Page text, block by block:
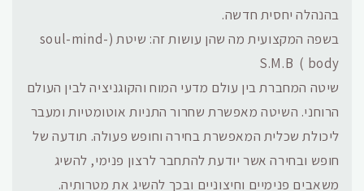
בהנהלה יחסית חדשה.
בשפה המקצועית מה שהן עושות זה: שיטת (soul-mind-
body ) S.M.B
שיטה המחברת בין עולם מדעי המוח והקוגניציה לבין העולם
הרוחני. השיטה מאפשרת שחרור התניות אוטומטיות ומעבר
ליכולת שכלית המאפשרת בחירה וחופש פעולה. תודעה של
חופש ובחירה אשר יודעת להתחבר לרצון פנימי, להשיג
משאבים פנימיים וחיצוניים ובכך להשיג את מטרותיה.